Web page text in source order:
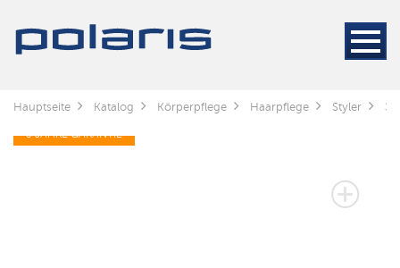
Hauptseite Katalog Körperpflege Haarpflege Styler
3 JAHRE GARANTIE